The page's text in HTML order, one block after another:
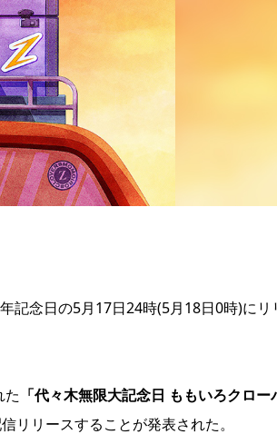
記念日の5月17日24時(5月18日0時)にリ
た 「代々木無限大記念日 ももいろクロー
リリースすることが発表された。